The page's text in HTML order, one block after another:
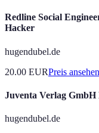
Redline Social
Hacker
hugendubel.de
20.00 EURPreis ansehen
Juventa Verlag
hugendubel.de